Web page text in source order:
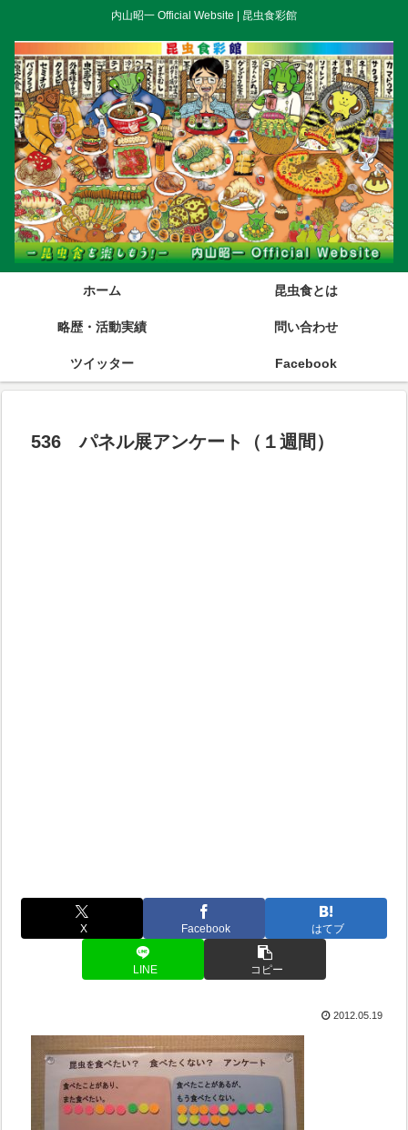
内山昭一 Official Website | 昆虫食彩館
ホーム 昆虫食とは
略歴・活動実績 問い合わせ
ツイッター Facebook
536 パネル展アンケート（１週間）
X Facebook はてブ
LINE コピー
2012.05.19